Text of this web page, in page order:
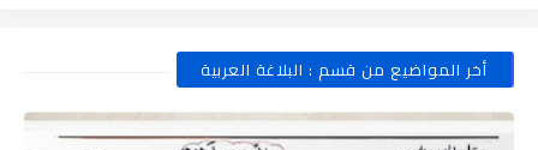
أخر المواضيع من قسم : البلاغة العربية